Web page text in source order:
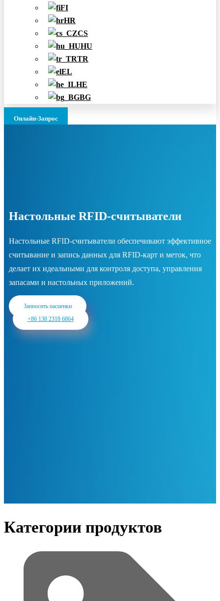
FI
HR
CS
HU
TR
EL
HE
BG
Онлайн-Запрос
Настольные RFID-считыватели
Настольные RFID-считыватели обеспечивают эффективное
считывание и запись данных для RFID-карт и меток, что
делает их идеальными для контроля доступа, управления
запасами и настольных приложений.
Запросить расценки
+86 138 2318 6864
Категории продуктов